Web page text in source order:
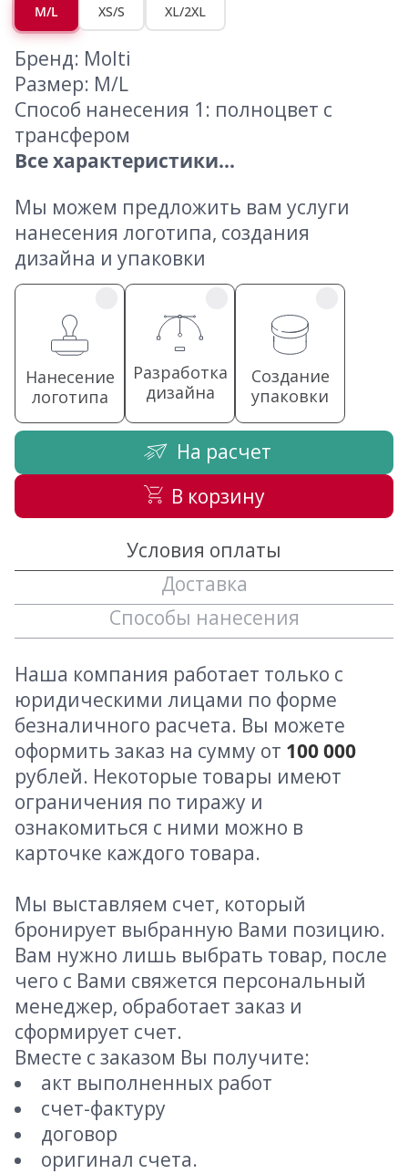
M/L XS/S XL/2XL
Бренд: Molti
Размер: M/L
Способ нанесения 1: полноцвет с
трансфером
Все характеристики...
Мы можем предложить вам услуги
нанесения логотипа, создания
дизайна и упаковки
Нанесение
логотипа
Разработка
дизайна
Создание
упаковки
На расчет
В корзину
Условия оплаты
Доставка
Способы нанесения
Наша компания работает только с
юридическими лицами по форме
безналичного расчета. Вы можете
оформить заказ на сумму от 100 000
рублей. Некоторые товары имеют
ограничения по тиражу и
ознакомиться с ними можно в
карточке каждого товара.
Мы выставляем счет, который
бронирует выбранную Вами позицию.
Вам нужно лишь выбрать товар, после
чего с Вами свяжется персональный
менеджер, обработает заказ и
сформирует счет.
Вместе с заказом Вы получите:
акт выполненных работ
счет-фактуру
договор
оригинал счета.